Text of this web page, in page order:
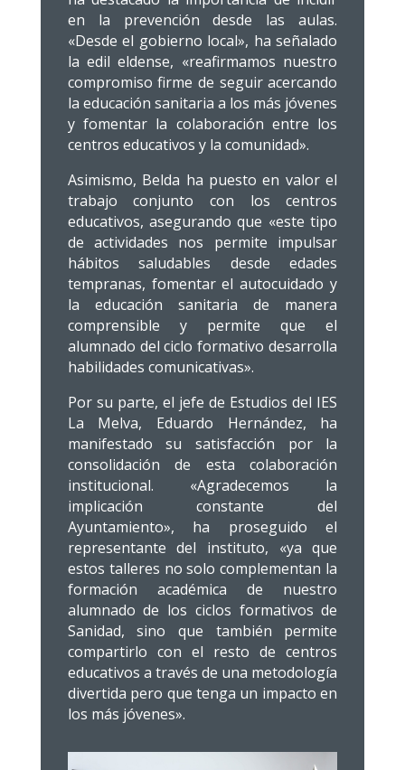
en la prevención desde las aulas.
«Desde el gobierno local», ha señalado
la edil eldense, «reafirmamos nuestro
compromiso firme de seguir acercando
la educación sanitaria a los más jóvenes
y fomentar la colaboración entre los
centros educativos y la comunidad».
Asimismo, Belda ha puesto en valor el
trabajo conjunto con los centros
educativos, asegurando que «este tipo
de actividades nos permite impulsar
hábitos saludables desde edades
tempranas, fomentar el autocuidado y
la educación sanitaria de manera
comprensible y permite que el
alumnado del ciclo formativo desarrolla
habilidades comunicativas».
Por su parte, el jefe de Estudios del IES
La Melva, Eduardo Hernández, ha
manifestado su satisfacción por la
consolidación de esta colaboración
institucional. «Agradecemos la
implicación constante del
Ayuntamiento», ha proseguido el
representante del instituto, «ya que
estos talleres no solo complementan la
formación académica de nuestro
alumnado de los ciclos formativos de
Sanidad, sino que también permite
compartirlo con el resto de centros
educativos a través de una metodología
divertida pero que tenga un impacto en
los más jóvenes».